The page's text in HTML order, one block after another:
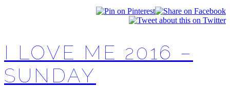
I LOVE ME 2016 –
SUNDAY